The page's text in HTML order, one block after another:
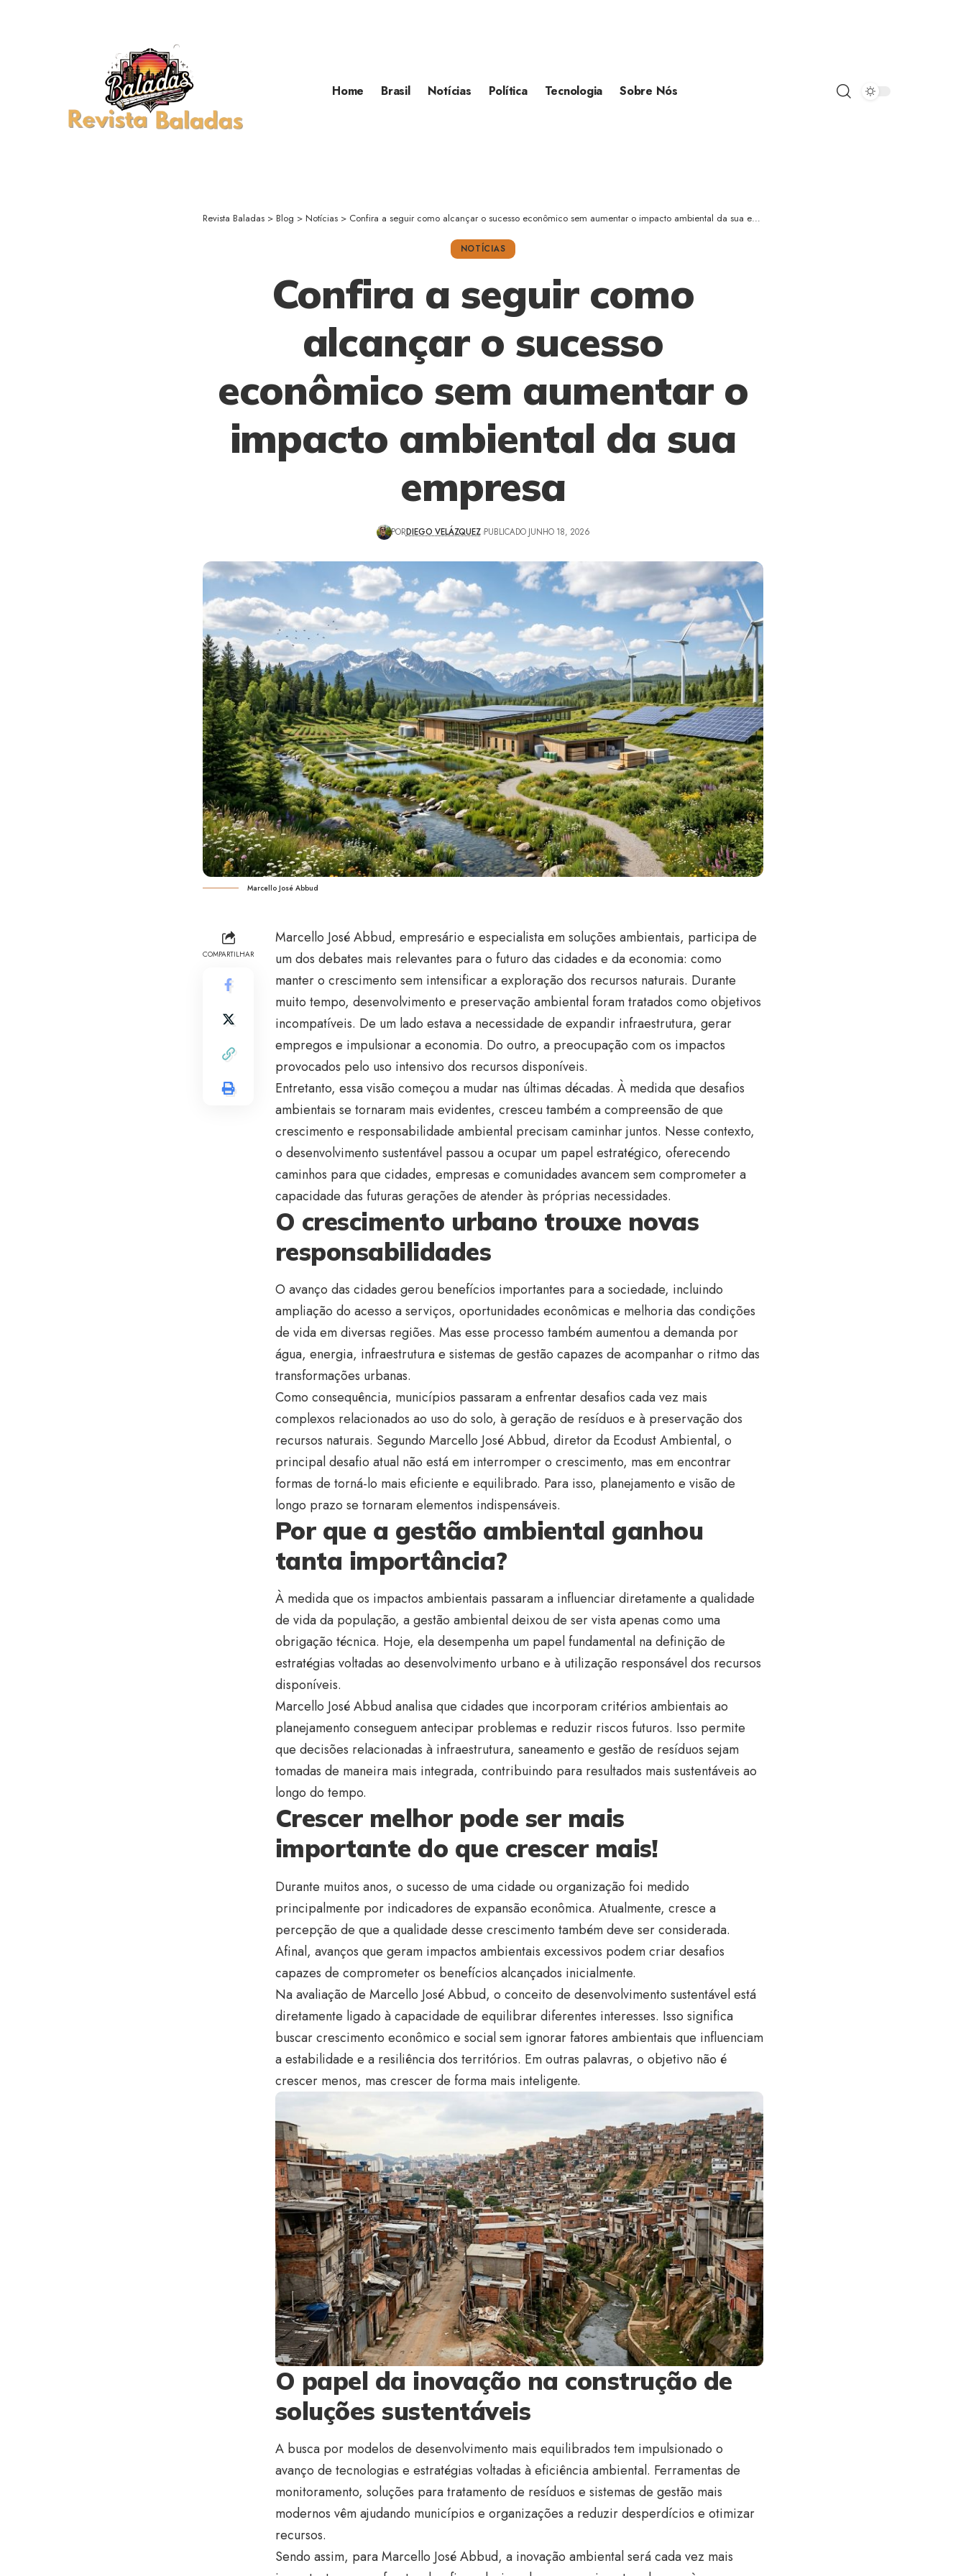
Home Brasil Notícias Política Tecnologia Sobre Nós
Revista Baladas > Blog > Notícias > Confira a seguir como alcançar o sucesso econômico sem aumentar o impacto ambiental da sua empresa
NOTÍCIAS
Confira a seguir como
alcançar o sucesso
econômico sem aumentar o
impacto ambiental da sua
empresa
PORDIEGO VELÁZQUEZ PUBLICADO JUNHO 18, 2026
Marcello José Abbud
COMPARTILHAR
Marcello José Abbud, empresário e especialista em soluções ambientais, participa de
um dos debates mais relevantes para o futuro das cidades e da economia: como
manter o crescimento sem intensificar a exploração dos recursos naturais. Durante
muito tempo, desenvolvimento e preservação ambiental foram tratados como objetivos
incompatíveis. De um lado estava a necessidade de expandir infraestrutura, gerar
empregos e impulsionar a economia. Do outro, a preocupação com os impactos
provocados pelo uso intensivo dos recursos disponíveis.
Entretanto, essa visão começou a mudar nas últimas décadas. À medida que desafios
ambientais se tornaram mais evidentes, cresceu também a compreensão de que
crescimento e responsabilidade ambiental precisam caminhar juntos. Nesse contexto,
o desenvolvimento sustentável passou a ocupar um papel estratégico, oferecendo
caminhos para que cidades, empresas e comunidades avancem sem comprometer a
capacidade das futuras gerações de atender às próprias necessidades.
O crescimento urbano trouxe novas
responsabilidades
O avanço das cidades gerou benefícios importantes para a sociedade, incluindo
ampliação do acesso a serviços, oportunidades econômicas e melhoria das condições
de vida em diversas regiões. Mas esse processo também aumentou a demanda por
água, energia, infraestrutura e sistemas de gestão capazes de acompanhar o ritmo das
transformações urbanas.
Como consequência, municípios passaram a enfrentar desafios cada vez mais
complexos relacionados ao uso do solo, à geração de resíduos e à preservação dos
recursos naturais. Segundo Marcello José Abbud, diretor da Ecodust Ambiental, o
principal desafio atual não está em interromper o crescimento, mas em encontrar
formas de torná-lo mais eficiente e equilibrado. Para isso, planejamento e visão de
longo prazo se tornaram elementos indispensáveis.
Por que a gestão ambiental ganhou
tanta importância?
À medida que os impactos ambientais passaram a influenciar diretamente a qualidade
de vida da população, a gestão ambiental deixou de ser vista apenas como uma
obrigação técnica. Hoje, ela desempenha um papel fundamental na definição de
estratégias voltadas ao desenvolvimento urbano e à utilização responsável dos recursos
disponíveis.
Marcello José Abbud analisa que cidades que incorporam critérios ambientais ao
planejamento conseguem antecipar problemas e reduzir riscos futuros. Isso permite
que decisões relacionadas à infraestrutura, saneamento e gestão de resíduos sejam
tomadas de maneira mais integrada, contribuindo para resultados mais sustentáveis ao
longo do tempo.
Crescer melhor pode ser mais
importante do que crescer mais!
Durante muitos anos, o sucesso de uma cidade ou organização foi medido
principalmente por indicadores de expansão econômica. Atualmente, cresce a
percepção de que a qualidade desse crescimento também deve ser considerada.
Afinal, avanços que geram impactos ambientais excessivos podem criar desafios
capazes de comprometer os benefícios alcançados inicialmente.
Na avaliação de Marcello José Abbud, o conceito de desenvolvimento sustentável está
diretamente ligado à capacidade de equilibrar diferentes interesses. Isso significa
buscar crescimento econômico e social sem ignorar fatores ambientais que influenciam
a estabilidade e a resiliência dos territórios. Em outras palavras, o objetivo não é
crescer menos, mas crescer de forma mais inteligente.
O papel da inovação na construção de
soluções sustentáveis
A busca por modelos de desenvolvimento mais equilibrados tem impulsionado o
avanço de tecnologias e estratégias voltadas à eficiência ambiental. Ferramentas de
monitoramento, soluções para tratamento de resíduos e sistemas de gestão mais
modernos vêm ajudando municípios e organizações a reduzir desperdícios e otimizar
recursos.
Sendo assim, para Marcello José Abbud, a inovação ambiental será cada vez mais